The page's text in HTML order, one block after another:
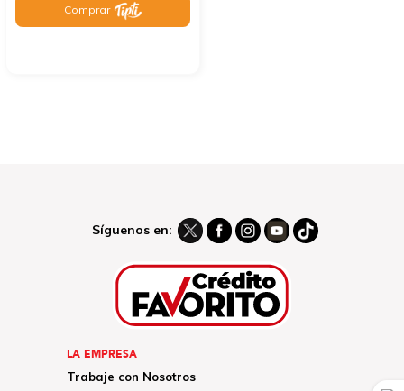
Comprar
Síguenos en:
LA EMPRESA
Trabaje con Nosotros